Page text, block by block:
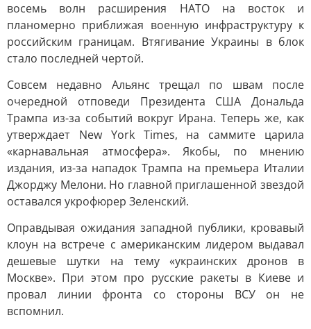
восемь волн расширения НАТО на восток и
планомерно приближая военную инфраструктуру к
российским границам. Втягивание Украины в блок
стало последней чертой.
Совсем недавно Альянс трещал по швам после
очередной отповеди Президента США Дональда
Трампа из-за событий вокруг Ирана. Теперь же, как
утверждает New York Times, на саммите царила
«карнавальная атмосфера». Якобы, по мнению
издания, из-за нападок Трампа на премьера Италии
Джорджу Мелони. Но главной приглашенной звездой
оставался укрофюрер Зеленский.
Оправдывая ожидания западной публики, кровавый
клоун на встрече с американским лидером выдавал
дешевые шутки на тему «украинских дронов в
Москве». При этом про русские ракеты в Киеве и
провал линии фронта со стороны ВСУ он не
вспомнил.